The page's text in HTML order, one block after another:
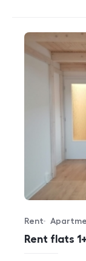
Rent flats
Offer type
Rent
Property type